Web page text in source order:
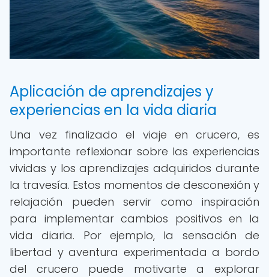
Aplicación de aprendizajes y
experiencias en la vida diaria
Una vez finalizado el viaje en crucero, es
importante reflexionar sobre las experiencias
vividas y los aprendizajes adquiridos durante
la travesía. Estos momentos de desconexión y
relajación pueden servir como inspiración
para implementar cambios positivos en la
vida diaria. Por ejemplo, la sensación de
libertad y aventura experimentada a bordo
del crucero puede motivarte a explorar